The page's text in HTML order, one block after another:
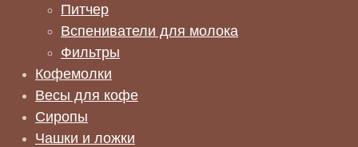
Питчер
Вспениватели для молока
Фильтры
Кофемолки
Весы для кофе
Сиропы
Чашки и ложки